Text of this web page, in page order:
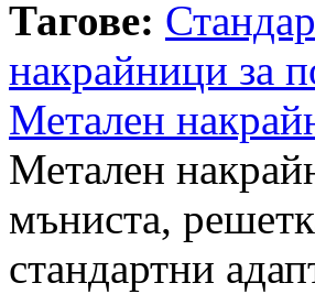
Тагове:
накрайници за
Метален
Метален
мъниста,
стандартни